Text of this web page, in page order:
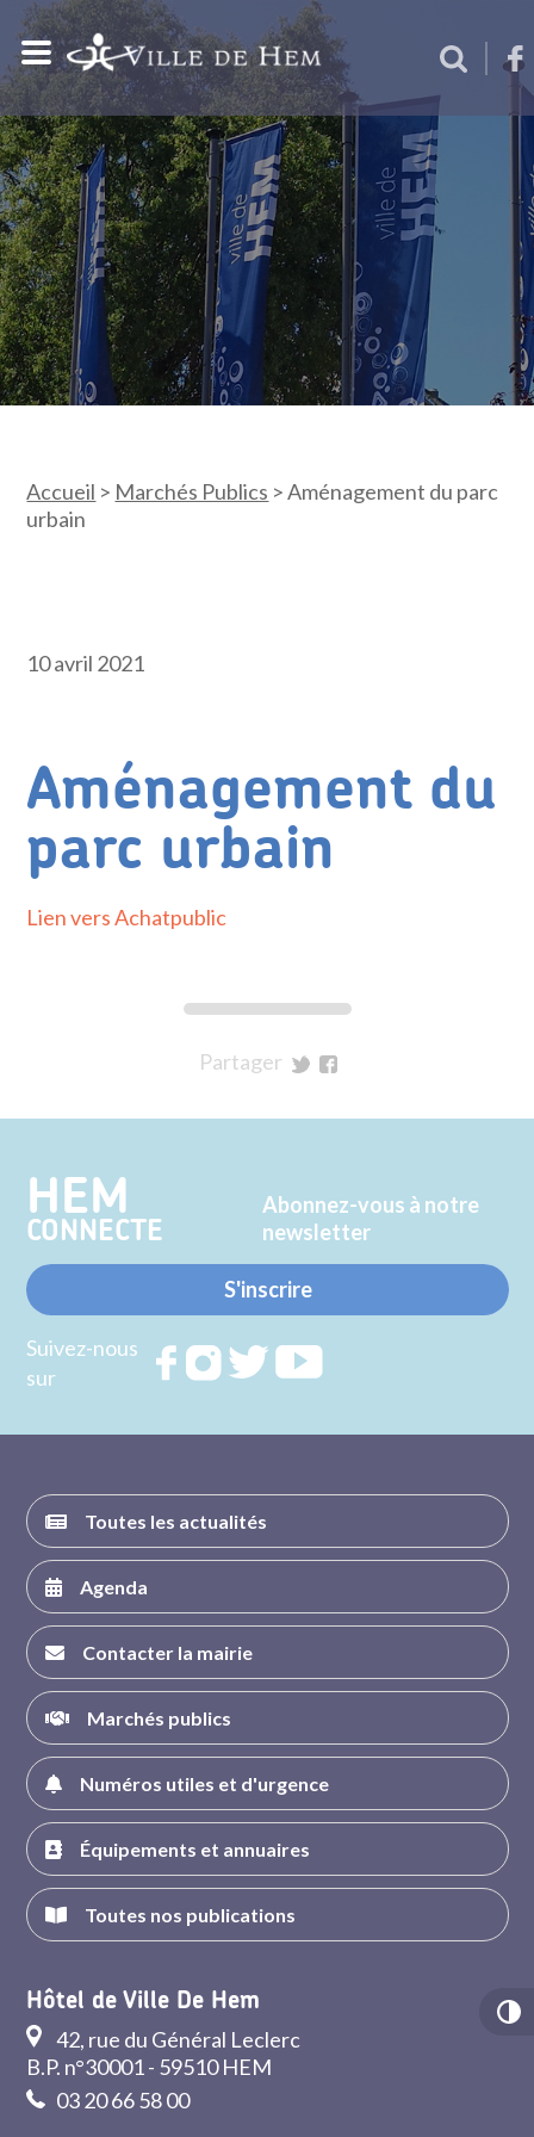
Accueil > Marchés Publics >Aménagement du parc
urbain
10 avril 2021
Aménagement du
parc urbain
Lien vers Achatpublic
Partager
Twitter
Facebook
HEM
CONNECTE
Abonnez-vous à notre
newsletter
S'inscrire
Suivez-nous
sur
RejoignezRejoignezRejoignez
Toutes les actualités
Agenda
Contacter la mairie
Marchés publics
Numéros utiles et d'urgence
Équipements et annuaires
Toutes nos publications
Hôtel de Ville De Hem
42, rue du Général Leclerc
B.P. n°30001 - 59510 HEM
03 20 66 58 00